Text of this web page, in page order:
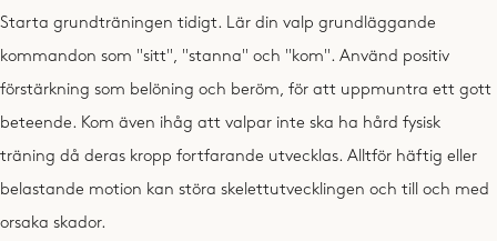
Starta grundträningen tidigt. Lär din valp grundläggande
kommandon som "sitt", "stanna" och "kom". Använd positiv
förstärkning som belöning och beröm, för att uppmuntra ett gott
beteende. Kom även ihåg att valpar inte ska ha hård fysisk
träning då deras kropp fortfarande utvecklas. Alltför häftig eller
belastande motion kan störa skelettutvecklingen och till och med
orsaka skador.